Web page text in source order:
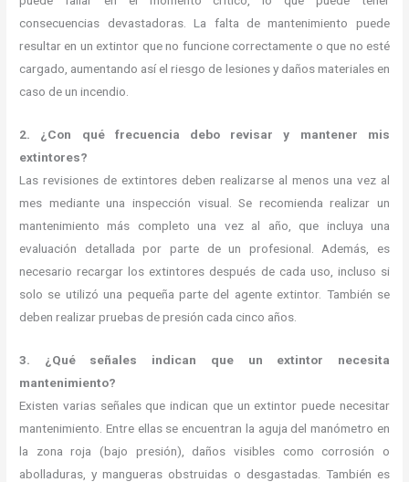
consecuencias devastadoras. La falta de mantenimiento puede
resultar en un extintor que no funcione correctamente o que no esté
cargado, aumentando así el riesgo de lesiones y daños materiales en
caso de un incendio.
2. ¿Con qué frecuencia debo revisar y mantener mis
extintores?
Las revisiones de extintores deben realizarse al menos una vez al
mes mediante una inspección visual. Se recomienda realizar un
mantenimiento más completo una vez al año, que incluya una
evaluación detallada por parte de un profesional. Además, es
necesario recargar los extintores después de cada uso, incluso si
solo se utilizó una pequeña parte del agente extintor. También se
deben realizar pruebas de presión cada cinco años.
3. ¿Qué señales indican que un extintor necesita
mantenimiento?
Existen varias señales que indican que un extintor puede necesitar
mantenimiento. Entre ellas se encuentran la aguja del manómetro en
la zona roja (bajo presión), daños visibles como corrosión o
abolladuras, y mangueras obstruidas o desgastadas. También es